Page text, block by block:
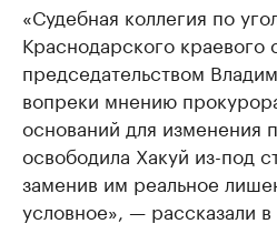
«Судебная коллегия по
Краснодарского краевого
председательством
вопреки мнению
оснований для изменения
освободила Хакуй из-под
заменив им реальное
условное», — рассказали